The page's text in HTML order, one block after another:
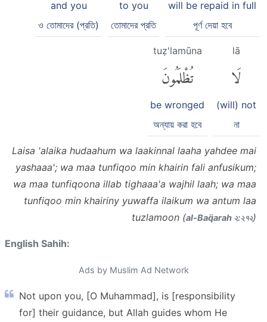
will be repaid in full
পূর্ণ দেয়া হবে
to you
তোমাদের প্রতি
and you
ও তোমাদের (প্রতি)
lā
لَا
(will) not
না
tuẓ'lamūna
تُظْلَمُونَ
be wronged
অন্যায় করা হবে
Laisa 'alaika hudaahum wa laakinnal laaha yahdee mai
yashaaa'; wa maa tunfiqoo min khairin fali anfusikum;
wa maa tunfiqoona illab tighaaa'a wajhil laah; wa maa
tunfiqoo min khairiny yuwaffa ilaikum wa antum laa
tuzlamoon (al-Baq̈arah ২:২৭২)
English Sahih:
Ads by Muslim Ad Network
Not upon you, [O Muhammad], is [responsibility
for] their guidance, but Allah guides whom He